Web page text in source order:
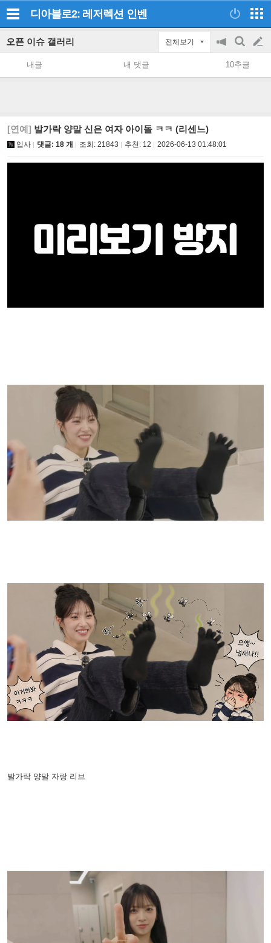
디아블로2: 레저렉션 인벤
오픈 이슈 갤러리 전체보기
공
지
on/off
검
색
글
쓰
내글 내 댓글 10추글
[연예] 발가락 양말 신은 여자 아이돌 ㅋㅋ (리센느)
입사 댓글: 18 개 조회: 21843 추천: 12 2026-06-13 01:48:01
발가락 양말 자랑 리브